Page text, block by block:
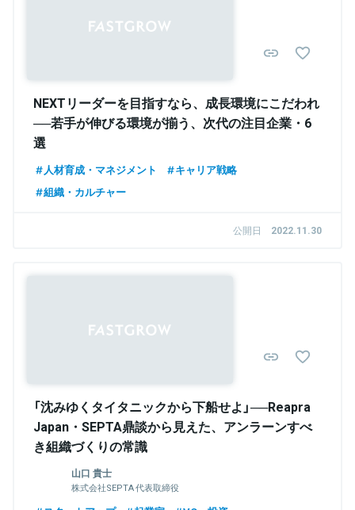
NEXTリーダーを目指すなら、成長環境にこだわれ
──若手が伸びる環境が揃う、次代の注目企業・6
選
人材育成・マネジメント
キャリア戦略
組織・カルチャー
公開日 2022.11.30
「沈みゆくタイタニックから下船せよ」──Reapra
Japan・SEPTA鼎談から見えた、アンラーンすべ
き組織づくりの常識
山口 貴士
株式会社SEPTA 代表取締役